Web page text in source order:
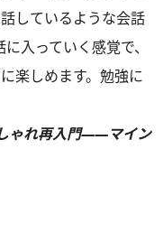
しているような会話
入っていく感覚で、
楽しめます。勉強に
ゃれ再入門――マイン